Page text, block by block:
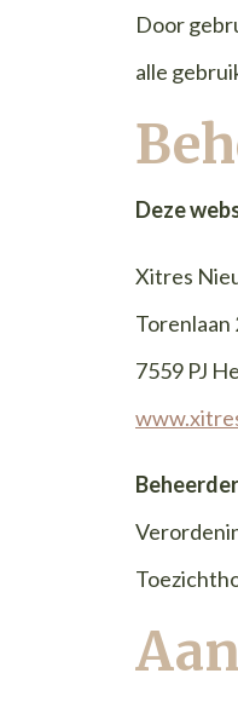
Door
alle
Deze
Xitres
Torenlaan
7559 PJ
Beheerder